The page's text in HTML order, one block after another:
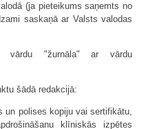
(ja pieteikums saņemts no
saskaņā ar Valsts valodas
vārdu "žurnāla" ar vārdu
šādā redakcijā:
un polises kopiju vai sertifikātu,
klīniskās izpētes